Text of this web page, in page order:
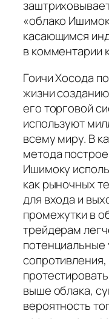
«облако
касающимся
в комментарии
Гоичи Хосода
жизни
его торговой
используют
всему миру. В
метода
Ишимоку
как рыночных
для входа и
промежутки в
трейдерам
выше облака,
вероятность